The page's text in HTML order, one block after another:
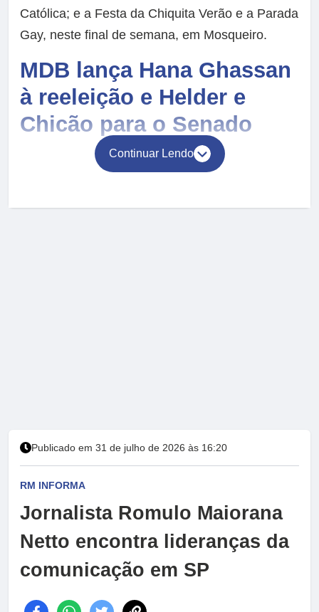
Católica; e a Festa da Chiquita Verão e a Parada
Gay, neste final de semana, em Mosqueiro.
MDB lança Hana Ghassan
à reeleição e Helder e
Chicão para o Senado
Continuar Lendo
Publicado em 31 de julho de 2026 às 16:20
RM INFORMA
Jornalista Romulo Maiorana
Netto encontra lideranças da
comunicação em SP